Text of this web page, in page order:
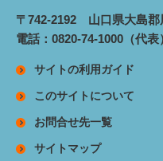
〒742-2192 山口県大島郡
電話：0820-74-1000（代
サイトの利用ガイド
このサイトについて
お問合せ先一覧
サイトマップ